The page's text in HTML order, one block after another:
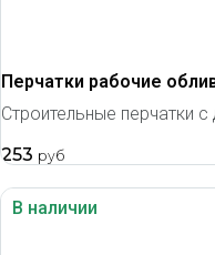
Перчатки рабочие
Строительные перчатки
253 руб
В наличии